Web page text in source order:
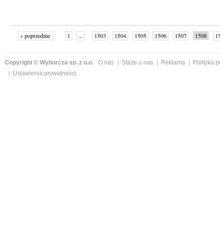
« poprzednie 1 ... 1503 1504 1505 1506 1507 1508
Copyright © Wyborcza sp. z o.o. O nas Staże u nas Reklama
Polityka
Ustawienia prywatności